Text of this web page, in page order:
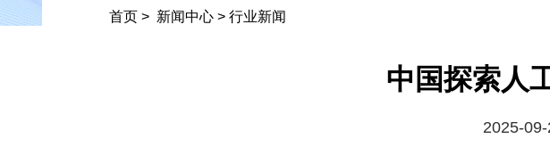
首页 > 新闻中心 > 行业新闻
中国探索人
2025-